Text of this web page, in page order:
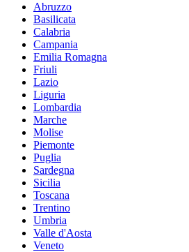
Abruzzo
Basilicata
Calabria
Campania
Emilia Romagna
Friuli
Lazio
Liguria
Lombardia
Marche
Molise
Piemonte
Puglia
Sardegna
Sicilia
Toscana
Trentino
Umbria
Valle d'Aosta
Veneto